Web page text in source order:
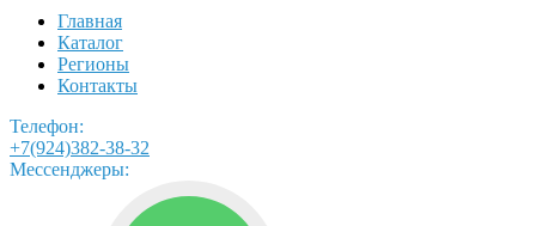
Главная
Каталог
Регионы
Контакты
Телефон:
+7(924)382-38-32
Мессенджеры: